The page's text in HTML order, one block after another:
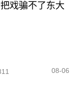
戏骗不了东大
08-06